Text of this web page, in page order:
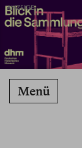
ANZEIGE
Menü